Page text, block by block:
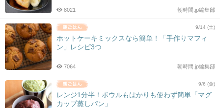
朝時間.jp編集部
8021
9/14 (土)
ホットケーキミックスなら簡単！「手作りマフィ
ン」レシピ3つ
朝時間.jp編集部
7064
9/6 (金)
レンジ1分半！ボウルもはかりも使わず簡単「マグ
カップ蒸しパン」